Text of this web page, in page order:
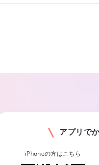
アプリで
iPhoneの方はこちら